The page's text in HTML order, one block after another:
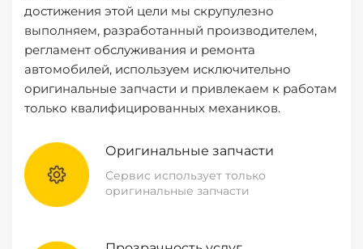
достижения этой цели мы скрупулезно
выполняем, разработанный производителем,
регламент обслуживания и ремонта
автомобилей, используем исключительно
оригинальные запчасти и привлекаем к работам
только квалифицированных механиков.
Оригинальные запчасти
Сервис использует только
оригинальные запчасти